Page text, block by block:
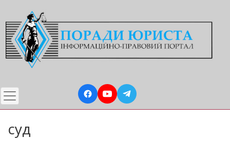
до
основного
вмісту
суд